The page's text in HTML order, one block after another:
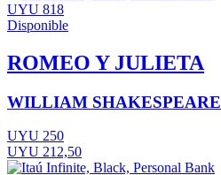
UYU 818
Disponible
ROMEO Y JULIETA
WILLIAM SHAKESPEARE
UYU 250
UYU 212,50